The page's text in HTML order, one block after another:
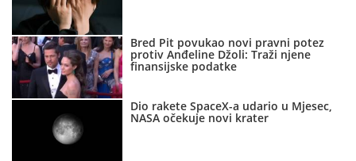
Bred Pit povukao novi pravni potez
protiv Anđeline Džoli: Traži njene
finansijske podatke
Dio rakete SpaceX-a udario u Mjesec,
NASA očekuje novi krater